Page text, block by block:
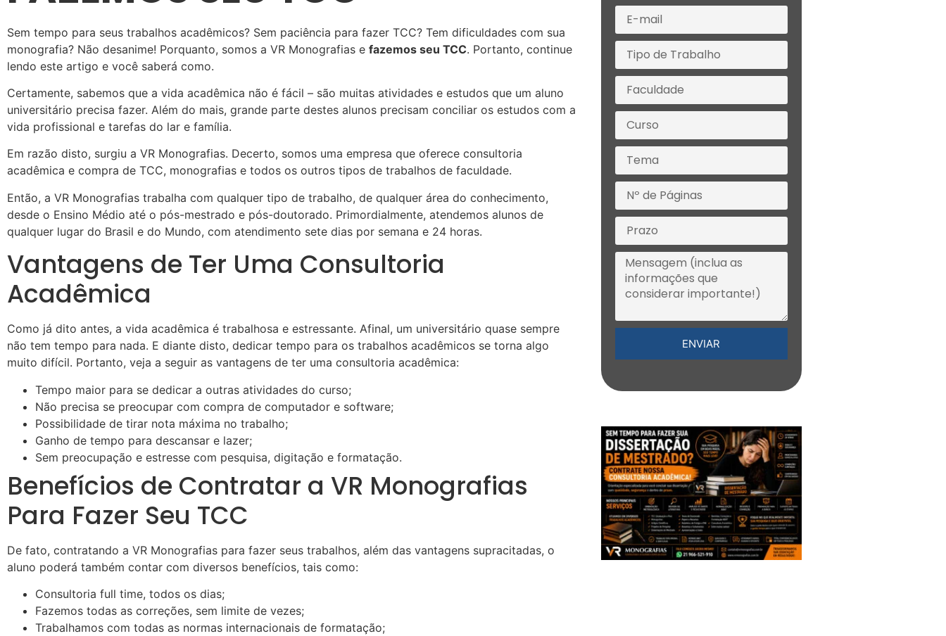
Sem tempo para seus trabalhos acadêmicos? Sem paciência para fazer TCC? Tem dificuldades com sua
monografia? Não desanime! Porquanto, somos a VR Monografias e fazemos seu TCC. Portanto, continue
lendo este artigo e você saberá como.
Certamente, sabemos que a vida acadêmica não é fácil – são muitas atividades e estudos que um aluno
universitário precisa fazer. Além do mais, grande parte destes alunos precisam conciliar os estudos com a
vida profissional e tarefas do lar e família.
Em razão disto, surgiu a VR Monografias. Decerto, somos uma empresa que oferece consultoria
acadêmica e compra de TCC, monografias e todos os outros tipos de trabalhos de faculdade.
Então, a VR Monografias trabalha com qualquer tipo de trabalho, de qualquer área do conhecimento,
desde o Ensino Médio até o pós-mestrado e pós-doutorado. Primordialmente, atendemos alunos de
qualquer lugar do Brasil e do Mundo, com atendimento sete dias por semana e 24 horas.
Vantagens de Ter Uma Consultoria
Acadêmica
Como já dito antes, a vida acadêmica é trabalhosa e estressante. Afinal, um universitário quase sempre
não tem tempo para nada. E diante disto, dedicar tempo para os trabalhos acadêmicos se torna algo
muito difícil. Portanto, veja a seguir as vantagens de ter uma consultoria acadêmica:
Tempo maior para se dedicar a outras atividades do curso;
Não precisa se preocupar com compra de computador e software;
Possibilidade de tirar nota máxima no trabalho;
Ganho de tempo para descansar e lazer;
Sem preocupação e estresse com pesquisa, digitação e formatação.
Benefícios de Contratar a VR Monografias
Para Fazer Seu TCC
De fato, contratando a VR Monografias para fazer seus trabalhos, além das vantagens supracitadas, o
aluno poderá também contar com diversos benefícios, tais como:
Consultoria full time, todos os dias;
Fazemos todas as correções, sem limite de vezes;
Trabalhamos com todas as normas internacionais de formatação;
ENVIAR